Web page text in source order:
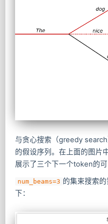
与贪心搜索（greedy
的假设序列。在上面的图片
展示了三个下一个token的可
num_beams=3 的集束搜索
下：